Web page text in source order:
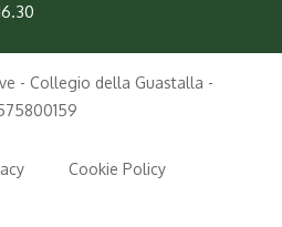
- Collegio della Guastalla -
Cookie Policy